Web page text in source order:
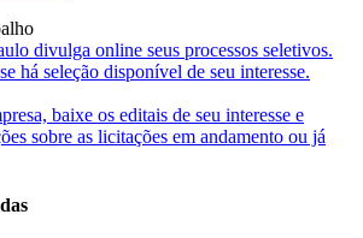
divulga online seus processos seletivos.
há seleção disponível de seu interesse.
baixe os editais de seu interesse e
sobre as licitações em andamento ou já